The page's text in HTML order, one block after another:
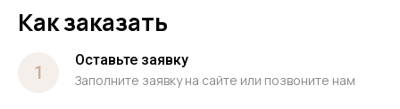
Как заказать
1
Оставьте заявку
Заполните заявку на сайте или позвоните нам